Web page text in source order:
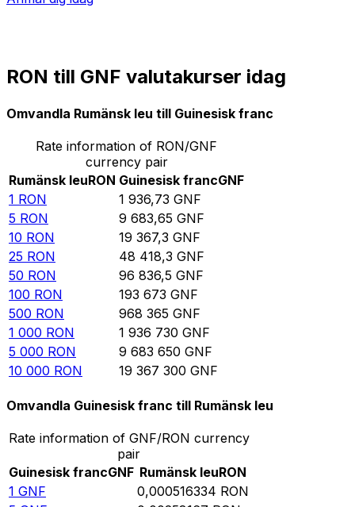
RON till GNF valutakurser idag
Omvandla Rumänsk leu till Guinesisk franc
Rate information of RON/GNF
currency pair
Rumänsk leuRON Guinesisk francGNF
1 RON 1 936,73 GNF
5 RON 9 683,65 GNF
10 RON 19 367,3 GNF
25 RON 48 418,3 GNF
50 RON 96 836,5 GNF
100 RON 193 673 GNF
500 RON 968 365 GNF
1 000 RON 1 936 730 GNF
5 000 RON 9 683 650 GNF
10 000 RON 19 367 300 GNF
Omvandla Guinesisk franc till Rumänsk leu
Rate information of GNF/RON currency
pair
Guinesisk francGNF Rumänsk leuRON
1 GNF 0,000516334 RON